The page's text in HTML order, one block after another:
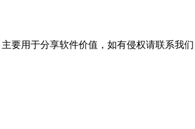
要用于分享软件价值，如有侵权请联系我们